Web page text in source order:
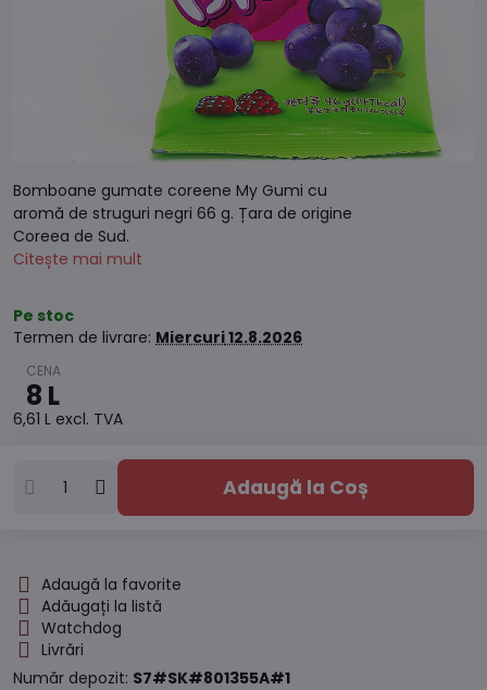
Bomboane gumate coreene My Gumi cu
aromă de struguri negri 66 g. Țara de origine
Coreea de Sud.
Citește mai mult
Pe stoc
Termen de livrare: Miercuri12.8.2026
8 L
6,61 L excl. TVA
Adaugă la Coș
Adaugă la favorite
Adăugați la listă
Watchdog
Livrări
Număr depozit: S7#SK#801355A#1